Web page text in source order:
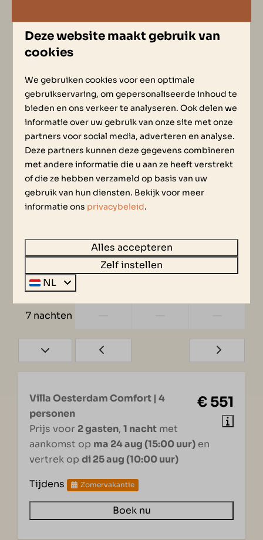
2 gasten
ma24-08-2026 di25-08-2026
zo
23 aug
ma
24 aug
di
25 aug
1 nacht — € 551 € 1.015
2 nachten — € 1.021 € 1.021
3 nachten — € 1.027
5 nachten — € 2.079 —
6 nachten
7 nachten
€ 551
Villa Oesterdam Comfort | 4
personen
Prijs voor 2 gasten, 1 nacht met
aankomst op ma 24 aug (15:00 uur) en
vertrek op di 25 aug (10:00 uur)
Tijdens
Zomervakantie
Boek nu
Deze website maakt gebruik van
cookies
We gebruiken cookies voor een optimale
gebruikservaring, om gepersonaliseerde inhoud te
bieden en ons verkeer te analyseren. Ook delen we
informatie over uw gebruik van onze site met onze
partners voor social media, adverteren en analyse.
Deze partners kunnen deze gegevens combineren
met andere informatie die u aan ze heeft verstrekt
of die ze hebben verzameld op basis van uw
gebruik van hun diensten. Bekijk voor meer
informatie ons privacybeleid.
Alles accepteren
Zelf instellen
NL